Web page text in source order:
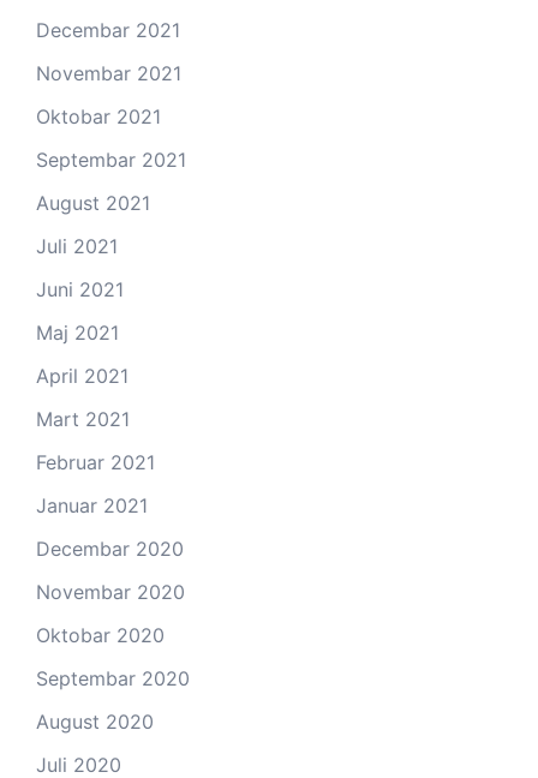
Decembar 2021
Novembar 2021
Oktobar 2021
Septembar 2021
August 2021
Juli 2021
Juni 2021
Maj 2021
April 2021
Mart 2021
Februar 2021
Januar 2021
Decembar 2020
Novembar 2020
Oktobar 2020
Septembar 2020
August 2020
Juli 2020